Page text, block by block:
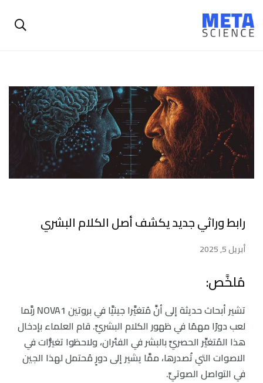
رابط وراثي جديد يكشف أصل الكلام البشري
أبريل 5, 2025
مُلخَّص:
تشير أبحاث حديثة إلى أنَّ مُتغيَّرا جينيَّا في بروتين NOVA1 ربَّما
لعب دورًا مهمًا في ظهور الكلام البشريِّ. قام العلماء بإدخال
هذا المُتغيِّر الحصريِّ بالبشر في الفئران، ولاحظوا تغيُّرات في
الاصوات التي تُصدرها، ممَّا يشير إلى دورٍ مُحتمل لهذا الجين
في التواصل الصوتيِّ.